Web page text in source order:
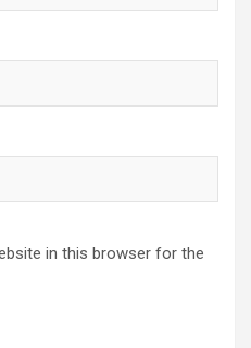
in this browser for the